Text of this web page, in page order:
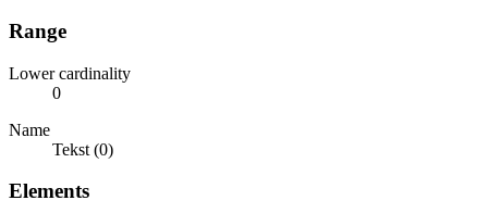
Range
Lower cardinality
0
Name
Tekst (0)
Elements